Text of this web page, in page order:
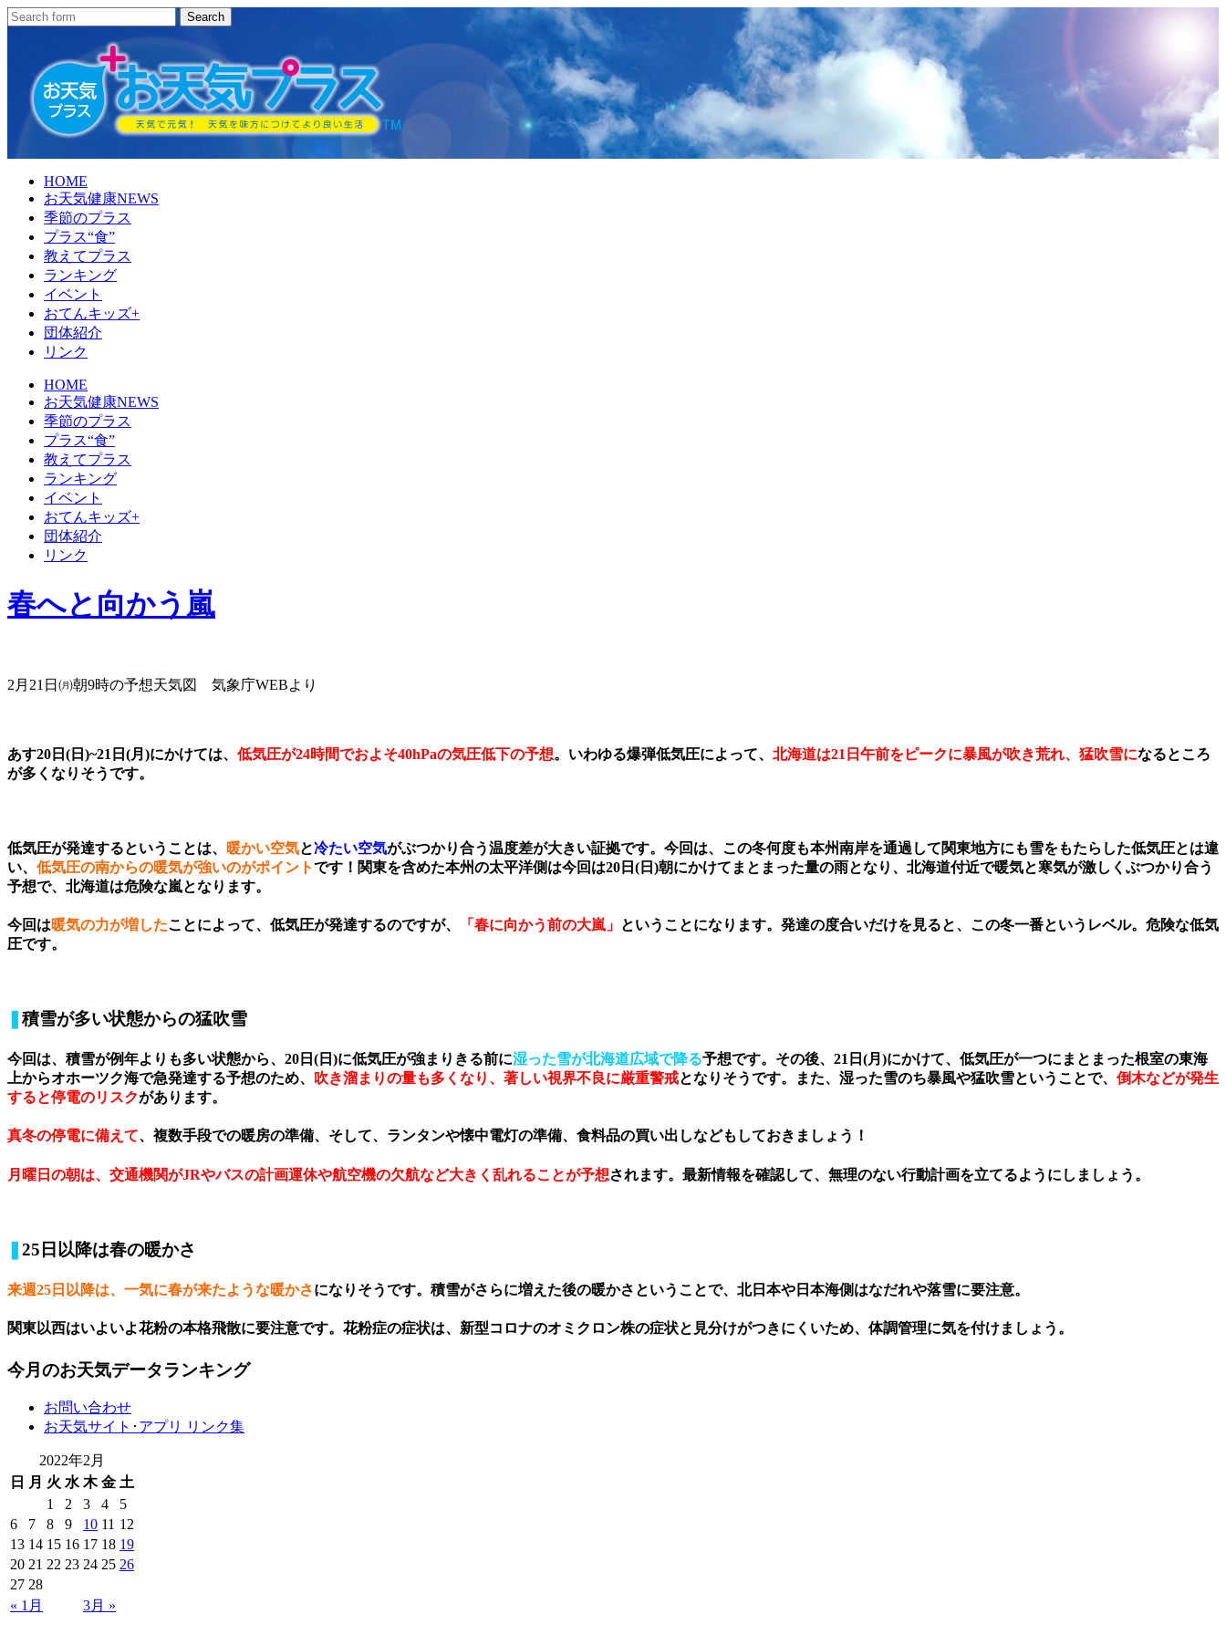
HOME
お天気健康NEWS
季節のプラス
プラス“食”
教えてプラス
ランキング
イベント
おてんキッズ+
団体紹介
リンク
HOME
お天気健康NEWS
季節のプラス
プラス“食”
教えてプラス
ランキング
イベント
おてんキッズ+
団体紹介
リンク
春へと向かう嵐
2月21日㈪朝9時の予想天気図 気象庁WEBより
あす20日(日)~21日(月)にかけては、 低気圧が24時間でおよそ40hPaの気圧低下の予想。いわゆる爆弾低気圧によって、 北海道は21日午前をピークに暴風が吹き荒れ、猛吹雪になるところ
が多くなりそうです。
低気圧が発達するということは、 暖かい空気と冷たい空気がぶつかり合う温度差が大きい証拠です。今回は、この冬何度も本州南岸を通過して関東地方にも雪をもたらした低気圧とは違
い、 低気圧の南からの暖気が強いのがポイントです！関東を含めた本州の太平洋側は今回は20日(日)朝にかけてまとまった量の雨となり、北海道付近で暖気と寒気が激しくぶつかり合う
予想で、北海道は危険な嵐となります。
今回は暖気の力が増したことによって、低気圧が発達するのですが、 「春に向かう前の大嵐」 ということになります。発達の度合いだけを見ると、この冬一番というレベル。危険な低気
圧です。
積雪が多い状態からの猛吹雪
今回は、積雪が例年よりも多い状態から、20日(日)に低気圧が強まりきる前に湿った雪が北海道広域で降る予想です。その後、21日(月)にかけて、低気圧が一つにまとまった根室の東海
上からオホーツク海で急発達する予想のため、
吹き溜まりの量も多くなり、著しい視界不良に厳重警戒となりそうです。また、湿った雪のち暴風や猛吹雪ということで、 倒木などが発生
すると停電のリスクがあります。
真冬の停電に備えて、 複数手段での暖房の準備、そして、 ランタンや懐中電灯の準備、 食料品の買い出しなどもしておきましょう！
月曜日の朝は、交通機関がJRやバスの計画運休や航空機の欠航など大きく乱れることが予想されます。最新情報を確認して、 無理のない行動計画を立てるようにしましょう。
25日以降は春の暖かさ
来週25日以降は、一気に春が来たような暖かさになりそうです。積雪がさらに増えた後の暖かさということで、 北日本や日本海側はなだれや落雪に要注意。
関東以西はいよいよ花粉の本格飛散に要注意です。花粉症の症状は、新型コロナのオミクロン株の症状と見分けがつきにくいため、体調管理に気を付けましょう。
今月のお天気データランキング
お問い合わせ
お天気サイト･アプリ リンク集
2022年2月
日
月 火 水 木 金 土
« 1月 3月 »
1 2 3 4
5
6
7 8 9 10 11 12
13 14 15 16 17 18 19
20 21 22 23 24 25 26
27 28